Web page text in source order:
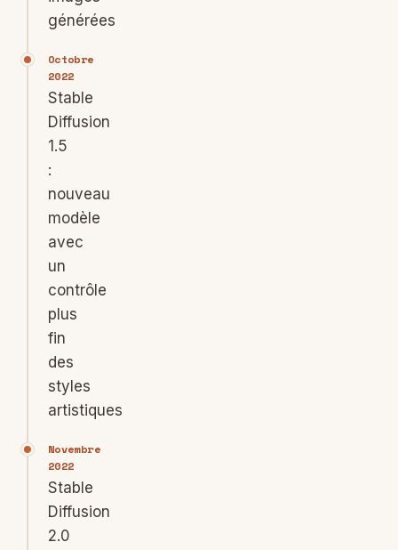
générées
Octobre
2022
Stable
Diffusion
1.5
:
nouveau
modèle
avec
un
contrôle
plus
fin
des
styles
artistiques
Novembre
2022
Stable
Diffusion
2.0